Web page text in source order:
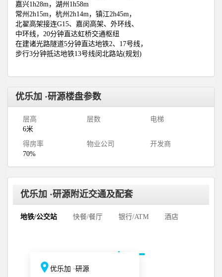
嘉兴1h28m，湖州1h58m
常州2h15m，杭州2h14m，镇江2h45m，
北翟高架接连G15、嘉闵高架、外环线、
中环线，20分钟直达虹桥交通枢纽
在建诸光路隧道5分钟直达地铁2、17号线，
步行3分钟抵达地铁13号线闵北路站(规划)
优乐加 ·研源楼盘参数
层高
6米
层数 电梯
得房率
70%
物业公司 开发商
优乐加 ·研源附近交通及配套
地铁/公交站 快餐/餐厅 银行/ATM 酒店
优乐加 ·研源